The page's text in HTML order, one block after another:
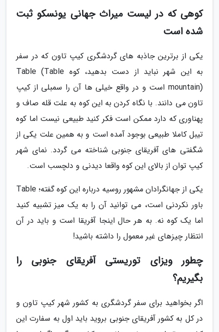
کوهی که در لیست میراث جهانی یونسکو ثبت
شده است
یکی از برترین جاذبه های گردشگری کیپ تاون که در سفر
به این شهر نباید از دست بدهید، کوه Table (Table
mountain) است و در واقع خیلی ها آن را سمبلی از کیپ
تاون می دانند. با نگاه کردن به این کوه به علت قله صاف و
پهناوری که دارد ممکن است فکر کنید طبیعی نیست اما کوه
تیبل کاملا طبیعی بوجود آمده است و به همین علت یکی از
شگفتی های آفریقای جنوبی شناخته می گردد. نمای شهر
کیپ توان از بالای این کوه واقعا دیدنی و دلچسب است.
یکی از جهانگرادان مشهور روسیه درباره این کوه گفته؛ Table
باور نکردنی است، می توانید آن را به یک میز تشبیه کنید
اما یک کوه نه. به هر حال اینجا آفریقا است و باید در آن
انتظار چیزهای غیر معمول را داشته باشید!
چطور ویزای توریستی آفریقای جنوبی را
بگیریم؟
اگر بخواهید برای سفر گردشگری به کشور شهر کیپ تاون و
در کل به کشور آفریقای جنوبی بروید باید اول به سفارت این